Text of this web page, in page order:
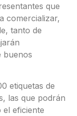
que
comercializar,
tanto de
buenos
etiquetas de
las que podrán
el eficiente